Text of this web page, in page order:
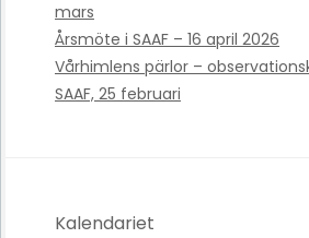
mars
Årsmöte i SAAF – 16 april 2026
Vårhimlens pärlor –
SAAF, 25 februari
Kalendariet